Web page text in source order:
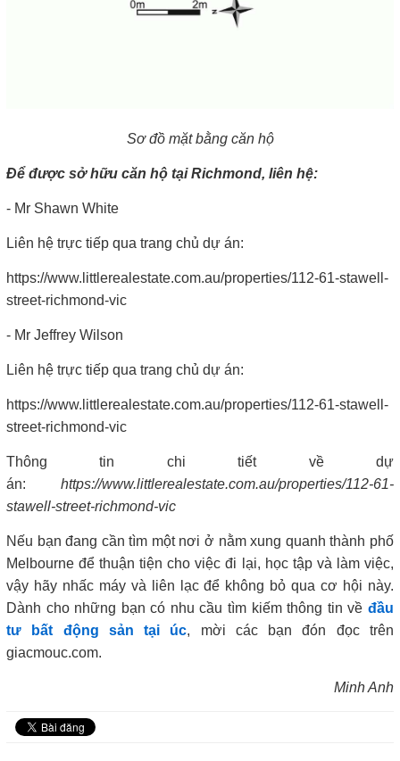
Sơ đồ mặt bằng căn hộ
Để được sở hữu căn hộ tại Richmond, liên hệ:
- Mr Shawn White
Liên hệ trực tiếp qua trang chủ dự án:
https://www.littlerealestate.com.au/properties/112-61-stawell-
street-richmond-vic
- Mr Jeffrey Wilson
Liên hệ trực tiếp qua trang chủ dự án:
https://www.littlerealestate.com.au/properties/112-61-stawell-
street-richmond-vic
Thông tin chi tiết về dự
án: https://www.littlerealestate.com.au/properties/112-61-
stawell-street-richmond-vic
Nếu bạn đang cần tìm một nơi ở nằm xung quanh thành phố
Melbourne để thuận tiện cho việc đi lại, học tập và làm việc,
vậy hãy nhấc máy và liên lạc để không bỏ qua cơ hội này.
Dành cho những bạn có nhu cầu tìm kiếm thông tin về đầu
tư bất động sản tại úc , mời các bạn đón đọc trên
giacmouc.com.
Minh Anh